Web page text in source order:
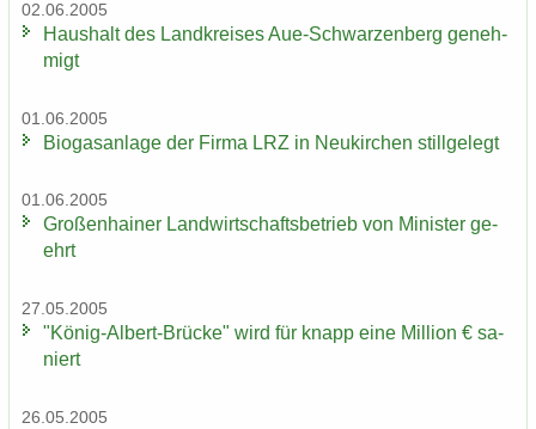
02.06.2005
Haus­halt des Land­krei­ses Aue-​Schwarzenberg ge­neh­
migt
01.06.2005
Bio­gas­an­la­ge der Firma LRZ in Neu­kir­chen still­ge­legt
01.06.2005
Gro­ßen­hai­ner Land­wirt­schafts­be­trieb von Mi­nis­ter ge­
ehrt
27.05.2005
"König-​Albert-Brücke" wird für knapp eine Mil­li­on € sa­
niert
26.05.2005